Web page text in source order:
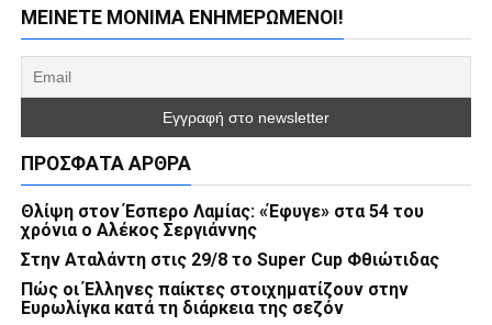
ΜΕΊΝΕΤΕ ΜΌΝΙΜΑ ΕΝΗΜΕΡΏΜΕΝΟΙ!
ΠΡΌΣΦΑΤΑ ΆΡΘΡΑ
Θλίψη στον Έσπερο Λαμίας: «Έφυγε» στα 54 του
χρόνια ο Αλέκος Σεργιάννης
Στην Αταλάντη στις 29/8 το Super Cup Φθιώτιδας
Πώς οι Έλληνες παίκτες στοιχηματίζουν στην
Ευρωλίγκα κατά τη διάρκεια της σεζόν